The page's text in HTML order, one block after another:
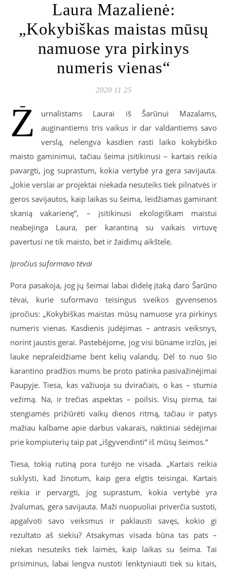
Laura Mazalienė:
„Kokybiškas maistas mūsų
namuose yra pirkinys
numeris vienas“
2020 11 25
Ž
urnalistams Laurai iš Šarūnui Mazalams,
auginantiems tris vaikus ir dar valdantiems savo
verslą, nelengva kasdien rasti laiko kokybiško
maisto gaminimui, tačiau šeima įsitikinusi – kartais reikia
pavargti, jog suprastum, kokia vertybė yra gera savijauta.
„Jokie verslai ar projektai niekada nesuteiks tiek pilnatvės ir
geros savijautos, kaip laikas su šeima, leidžiamas gaminant
skanią vakarienę“, – įsitikinusi ekologiškam maistui
neabejinga Laura, per karantiną su vaikais virtuvę
pavertusi ne tik maisto, bet ir žaidimų aikštele.
Įpročius suformavo tėvai
Pora pasakoja, jog jų šeimai labai didelę įtaką daro Šarūno
tėvai, kurie suformavo teisingus sveikos gyvensenos
įpročius: „Kokybiškas maistas mūsų namuose yra pirkinys
numeris vienas. Kasdienis judėjimas – antrasis veiksnys,
norint jaustis gerai. Pastebėjome, jog visi būname irzlūs, jei
lauke nepraleidžiame bent kelių valandų. Dėl to nuo šio
karantino pradžios mums be proto patinka pasivažinėjimai
Paupyje. Tiesa, kas važiuoja su dviračiais, o kas – stumia
vežimą. Na, ir trečias aspektas – poilsis. Visų pirma, tai
stengiamės prižiūrėti vaikų dienos ritmą, tačiau ir patys
mažiau kalbame apie darbus vakarais, naktiniai sėdėjimai
prie kompiuterių taip pat „išgyvendinti“ iš mūsų šeimos.“
Tiesa, tokią rutiną pora turėjo ne visada. „Kartais reikia
suklysti, kad žinotum, kaip gera elgtis teisingai. Kartais
reikia ir pervargti, jog suprastum, kokia vertybė yra
žvalumas, gera savijauta. Maži nuopuoliai priverčia sustoti,
apgalvoti savo veiksmus ir paklausti savęs, kokio gi
rezultato aš siekiu? Atsakymas visada būna tas pats –
niekas nesuteiks tiek laimės, kaip laikas su šeima. Tai
prisiminus, labai lengva nustoti lenktyniauti tiek su kitais,